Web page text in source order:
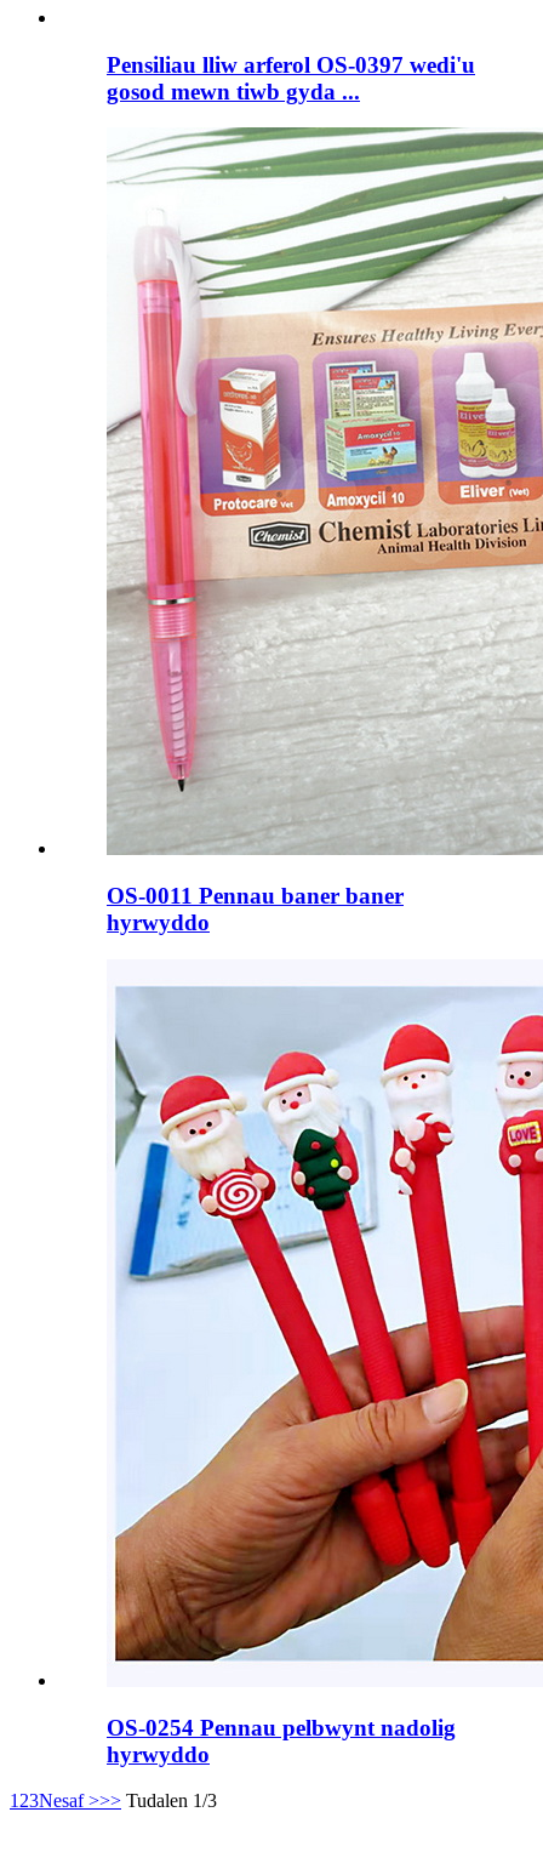
Pensiliau lliw arferol OS-0397 wedi'u
gosod mewn tiwb gyda ...
OS-0011 Pennau baner baner
hyrwyddo
OS-0254 Pennau pelbwynt nadolig
hyrwyddo
1 23Nesaf >>> Tudalen 1/3